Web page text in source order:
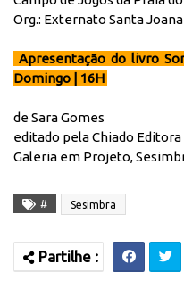
Org.: Externato Santa
Apresentação do livro
Domingo | 16H
de Sara Gomes
editado pela Chiado Editora
Galeria em Projeto,
# Sesimbra